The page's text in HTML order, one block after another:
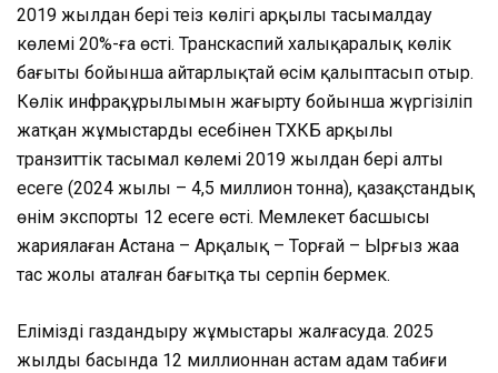
2019 жылдан бері теңіз көлігі арқылы тасымалдау
көлемі 20%-ға өсті. Транскаспий халықаралық көлік
бағыты бойынша айтарлықтай өсім қалыптасып отыр.
Көлік инфрақұрылымын жаңғырту бойынша жүргізіліп
жатқан жұмыстардың есебінен ТХКБ арқылы
транзиттік тасымал көлемі 2019 жылдан бері алты
есеге (2024 жылы – 4,5 миллион тонна), қазақстандық
өнім экспорты 12 есеге өсті. Мемлекет басшысы
жариялаған Астана – Арқалық – Торғай – Ырғыз жаңа
тас жолы аталған бағытқа тың серпін бермек.
Елімізді газдандыру жұмыстары жалғасуда. 2025
жылдың басында 12 миллионнан астам адам табиғи